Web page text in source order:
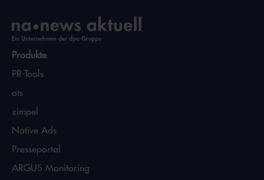
Produkte
PR-Tools
ots
zimpel
Native Ads
Presseportal
ARGUS Monitoring